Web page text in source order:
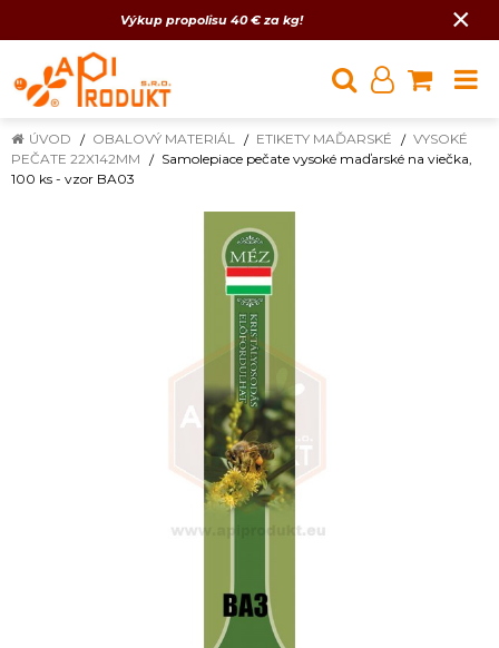
Výkup propolisu 40 € za kg! ×
ÚVOD OBALOVÝ MATERIÁL ETIKETY MAĎARSKÉ
VYSOKÉ
PEČATE 22X142MM
Samolepiace pečate vysoké maďarské na viečka,
100 ks - vzor BA03